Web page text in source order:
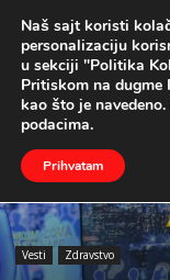
Naslovna Vesti
Vesti Zdravstvo
Naš sajt koristi
personalizaciju
u sekciji "Politika
Pritiskom na
kao što je
podacima.
Prihvatam